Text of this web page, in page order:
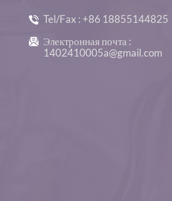
Tel/Fax : +86 18855144825
Электронная почта :
1402410005a@gmail.com